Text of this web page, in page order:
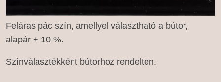
Feláras pác szín, amellyel választható a bútor,
alapár + 10 %.
Színválasztékként bútorhoz rendelten.